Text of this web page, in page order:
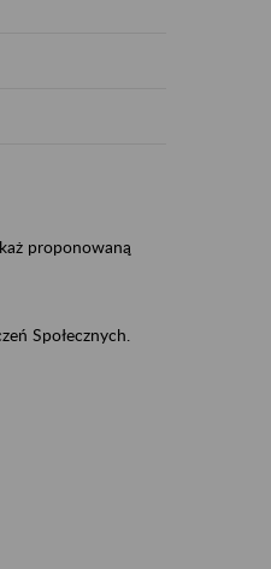
proponowaną
Społecznych.